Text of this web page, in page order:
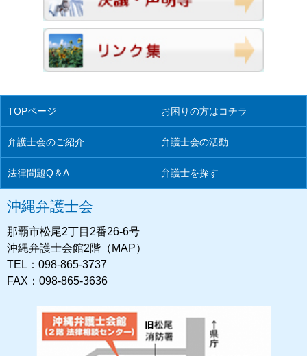
TOPページ お困りの方はコチラ
弁護士会のご紹介 弁護士会の活動
法律問題Q＆A 弁護士を探す
沖縄弁護士会
那覇市松尾2丁目2番26-6号
沖縄弁護士会館2階（MAP）
TEL：098-865-3737
FAX：098-865-3636